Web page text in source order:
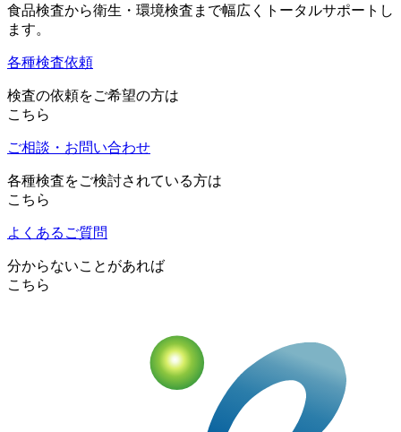
食品検査から衛生・環境検査まで幅広くトータルサポートし
ます。
各種検査依頼
検査の依頼をご希望の方は
こちら
ご相談・お問い合わせ
各種検査をご検討されている方は
こちら
よくあるご質問
分からないことがあれば
こちら